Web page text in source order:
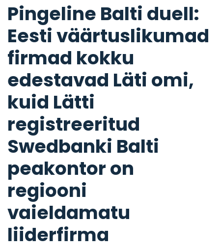
Pingeline Balti duell:
Eesti väärtuslikumad
firmad kokku
edestavad Läti omi,
kuid Lätti
registreeritud
Swedbanki Balti
peakontor on
regiooni
vaieldamatu
liiderfirma